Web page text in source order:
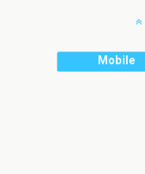
Mobile